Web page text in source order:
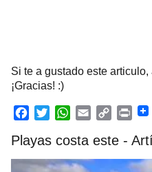
Si te a gustado este
¡Gracias! :)
a
c
w
i
h
a
m
a
o
p
r
i
Playas costa este -